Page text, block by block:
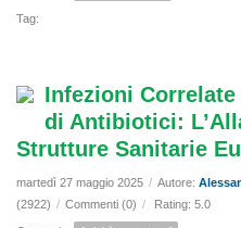
Tag:
Infezioni Correlate
di Antibiotici:
Strutture Sanitarie
martedì 27 maggio 2025 / Autore:
(2922) / Commenti (0) / Rating: 5.0